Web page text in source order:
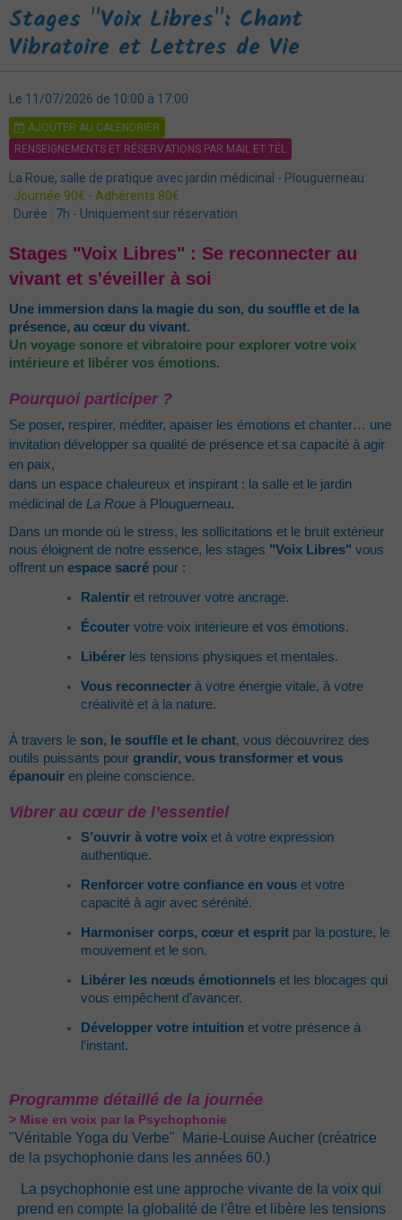
Stages "Voix Libres": Chant
Vibratoire et Lettres de Vie
Le 11/07/2026 de 10:00 à 17:00
AJOUTER AU CALENDRIER
RENSEIGNEMENTS ET RÉSERVATIONS PAR MAIL ET TÉL
La Roue, salle de pratique avec jardin médicinal - Plouguerneau
Journée 90€ - Adhérents 80€
Durée : 7h - Uniquement sur réservation
Stages "Voix Libres" : Se reconnecter au
vivant et s'éveiller à soi
Une immersion dans la magie du son, du souffle et de la
présence, au cœur du vivant.
Un voyage sonore et vibratoire pour explorer votre voix
intérieure et libérer vos émotions.
Pourquoi participer ?
Se poser, respirer, méditer, apaiser les émotions et chanter… une
invitation développer sa qualité de présence et sa capacité à agir
en paix,
dans un espace chaleureux et inspirant : la salle et le jardin
médicinal de La Roue à Plouguerneau.
Dans un monde où le stress, les sollicitations et le bruit extérieur
nous éloignent de notre essence, les stages "Voix Libres" vous
offrent un espace sacré pour :
Ralentir et retrouver votre ancrage.
Écouter votre voix intérieure et vos émotions.
Libérer les tensions physiques et mentales.
Vous reconnecter à votre énergie vitale, à votre
créativité et à la nature.
À travers le son, le souffle et le chant, vous découvrirez des
outils puissants pour grandir, vous transformer et vous
épanouir en pleine conscience.
Vibrer au cœur de l’essentiel
S’ouvrir à votre voix et à votre expression
authentique.
Renforcer votre confiance en vous et votre
capacité à agir avec sérénité.
Harmoniser corps, cœur et esprit par la posture, le
mouvement et le son.
Libérer les nœuds émotionnels et les blocages qui
vous empêchent d’avancer.
Développer votre intuition et votre présence à
l’instant.
Programme détaillé de la journée
> Mise en voix par la Psychophonie
"Véritable Yoga du Verbe" Marie-Louise Aucher (créatrice
de la psychophonie dans les années 60.)
La psychophonie est une approche vivante de la voix qui
prend en compte la globalité de l'être et libère les tensions